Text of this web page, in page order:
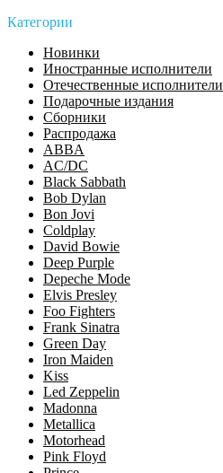
Категории
Новинки
Иностранные исполнители
Отечественные исполнители
Подарочные издания
Сборники
Распродажа
ABBA
AC/DC
Black Sabbath
Bob Dylan
Bon Jovi
Coldplay
David Bowie
Deep Purple
Depeche Mode
Elvis Presley
Foo Fighters
Frank Sinatra
Green Day
Iron Maiden
Kiss
Led Zeppelin
Madonna
Metallica
Motorhead
Pink Floyd